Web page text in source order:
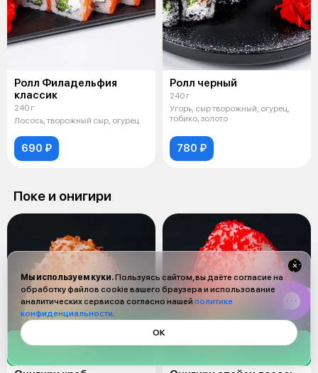
Ролл Филадельфия
классик
240 г
Лосось, творожный сыр, огурец
690 ₽
Ролл черный
240 г
Угорь, сыр творожный, огурец,
тобико, золото
780 ₽
Поке и онигири
Мы используем куки.Пользуясь сайтом, вы даёте согласие на
обработку файлов cookie вашего браузера и использование
аналитических сервисов согласно нашей политике
конфиденциальности.
ОК